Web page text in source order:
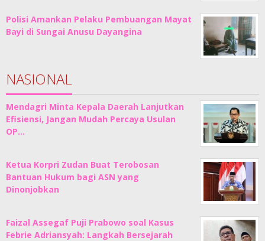
Polisi Amankan Pelaku Pembuangan Mayat
Bayi di Sungai Anusu Dayangina
NASIONAL
Mendagri Minta Kepala Daerah Lanjutkan
Efisiensi, Jangan Mudah Percaya Usulan
OP…
Ketua Korpri Zudan Buat Terobosan
Bantuan Hukum bagi ASN yang
Dinonjobkan
Faizal Assegaf Puji Prabowo soal Kasus
Febrie Adriansyah: Langkah Bersejarah